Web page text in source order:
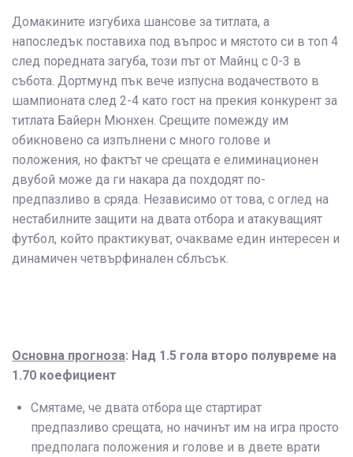
Домакините изгубиха шансове за титлата, а
напоследък поставиха под въпрос и мястото си в топ 4
след поредната загуба, този път от Майнц с 0-3 в
събота. Дортмунд пък вече изпусна водачеството в
шампионата след 2-4 като гост на прекия конкурент за
титлата Байерн Мюнхен. Срещите помежду им
обикновено са изпълнени с много голове и
положения, но фактът че срещата е елиминационен
двубой може да ги накара да похдодят по-
предпазливо в сряда. Независимо от това, с оглед на
нестабилните защити на двата отбора и атакуващият
футбол, който практикуват, очакваме един интересен и
динамичен четвърфинален сблъсък.
Основна прогноза: Над 1.5 гола второ полувреме на
1.70 коефициент
Смятаме, че двата отбора ще стартират
предпазливо срещата, но начинът им на игра просто
предполага положения и голове и в двете врати